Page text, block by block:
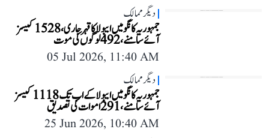
دیگر ممالک
جمہوریہ کانگو میں ایبولا کا قہر جاری، 1528 کیسز
آئے سامنے، 492 لوگوں کی موت
05 Jul 2026, 11:40 AM
دیگر ممالک
جمہوریہ کانگو میں ایبولا کے اب تک 1118 کیسز
آئے سامنے، 291 اموات کی تصدیق
25 Jun 2026, 10:40 AM